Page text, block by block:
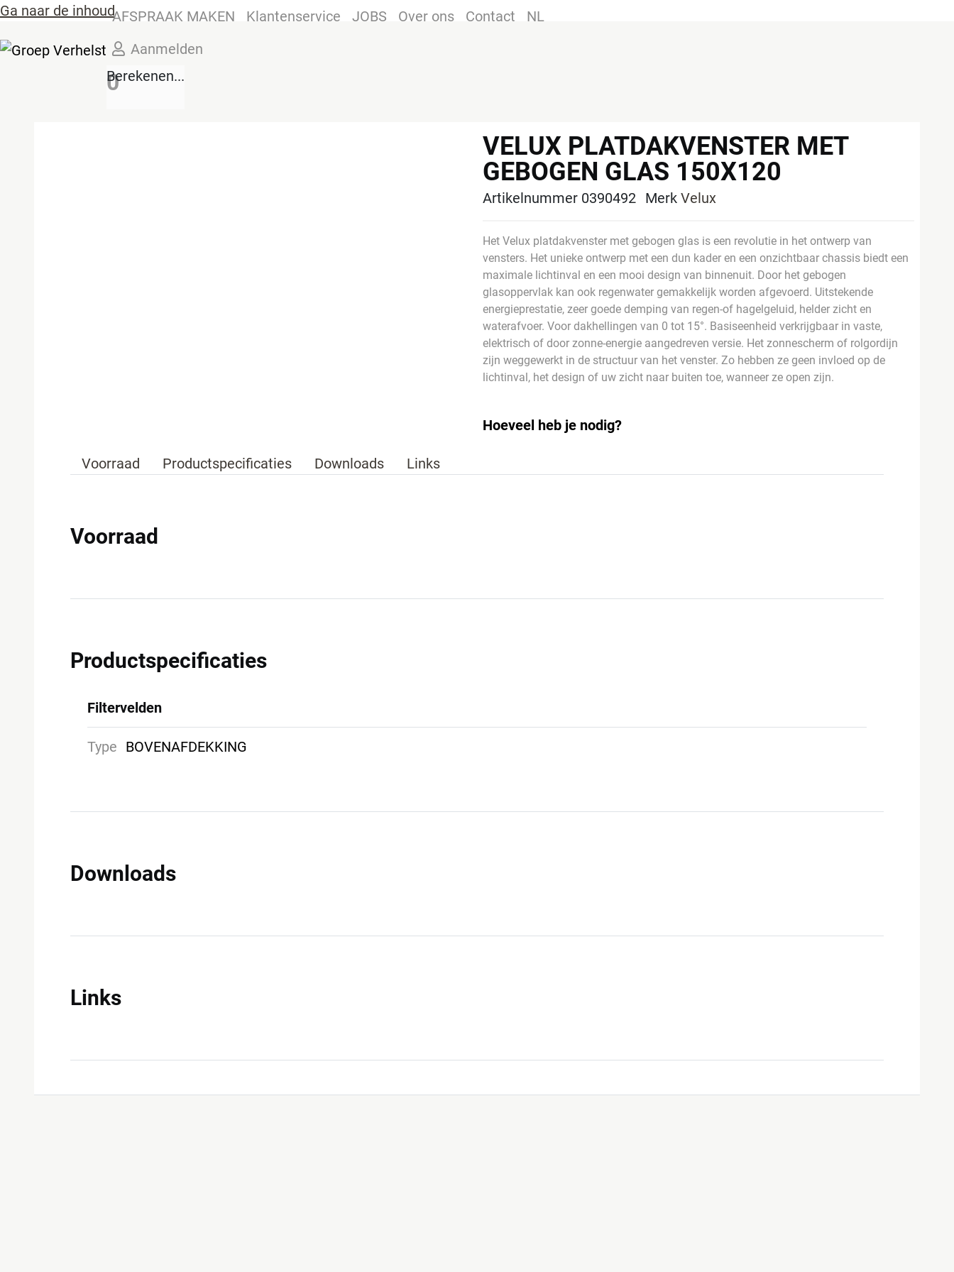
Ga naar de inhoudAFSPRAAK MAKEN Klantenservice JOBS Over ons Contact
NL
Aanmelden
0
Berekenen...
VELUX PLATDAKVENSTER MET
GEBOGEN GLAS 150X120
Artikelnummer 0390492 Merk Velux
Het Velux platdakvenster met gebogen glas is een revolutie in het ontwerp van
vensters. Het unieke ontwerp met een dun kader en een onzichtbaar chassis biedt een
maximale lichtinval en een mooi design van binnenuit. Door het gebogen
glasoppervlak kan ook regenwater gemakkelijk worden afgevoerd. Uitstekende
energieprestatie, zeer goede demping van regen-of hagelgeluid, helder zicht en
waterafvoer. Voor dakhellingen van 0 tot 15°. Basiseenheid verkrijgbaar in vaste,
elektrisch of door zonne-energie aangedreven versie. Het zonnescherm of rolgordijn
zijn weggewerkt in de structuur van het venster. Zo hebben ze geen invloed op de
lichtinval, het design of uw zicht naar buiten toe, wanneer ze open zijn.
Hoeveel heb je nodig?
Voorraad Productspecificaties Downloads Links
Voorraad
Productspecificaties
Filtervelden
Type BOVENAFDEKKING
Downloads
Links